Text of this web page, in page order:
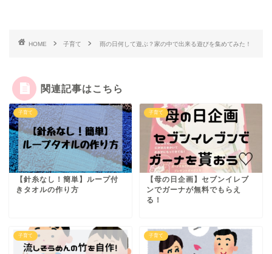
HOME 子育て 雨の日何して遊ぶ？家の中で出来る遊びを集めてみた！
関連記事はこちら
子育て
【針糸なし！簡単】ループ付
きタオルの作り方
子育て
【母の日企画】セブンイレブ
ンでガーナが無料でもらえ
る！
子育て 子育て